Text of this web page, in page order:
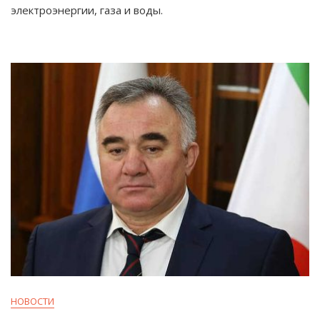
электроэнергии, газа и воды.
НОВОСТИ